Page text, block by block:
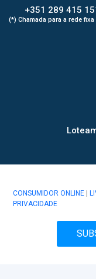
+351 289 415
(*) Chamada para a rede
CONSUMIDOR ONLINE
PRIVACIDADE